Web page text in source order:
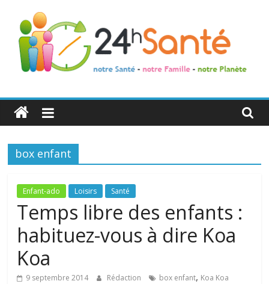
24h
Santé
La
de
toute
famille
box enfant
Enfant-ado Loisirs Santé
Temps libre des enfants :
habituez-vous à dire Koa
Koa
9 septembre 2014 Rédaction box enfant, Koa Koa